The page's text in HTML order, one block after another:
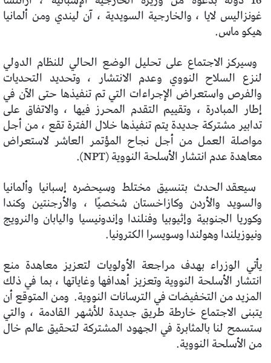
غونزاليس لايا ، والخارجية السويدية ، آن ليندي ومن ألمانيا
هيكو ماس.
وسيركز الاجتماع على تحليل الوضع الحالي للنظام الدولي
لنزع السلاح النووي وعدم الانتشار ، وتحديد التحديات
والفرص واستعراض الإجراءات التي تم تنفيذها حتى الآن في
إطار المبادرة ، وتقييم التقدم المحرز فيها ، والاتفاق على
تدابير مشتركة جديدة يتم تنفيذها خلال الفترة تقع ، من أجل
مواصلة العمل من أجل نجاح المؤتمر العاشر لاستعراض
معاهدة عدم انتشار الأسلحة النووية (NPT).
سيعقد الحدث بتنسيق مختلط وسيحضره إسبانيا وألمانيا
والسويد والأردن وكازاخستان شخصيًا ، والأرجنتين وكندا
وكوريا الجنوبية وإثيوبيا وفنلندا وإندونيسيا واليابان والنرويج
ونيوزيلندا وهولندا وسويسرا الكترونيا.
يأتي الوزراء بهدف مراجعة الأولويات لتعزيز معاهدة منع
انتشار الأسلحة النووية وتعزيز أهدافها وغاياتها ، بما في ذلك
المزيد من التخفيضات في الترسانات النووية. ومن المتوقع أن
يتبنى الاجتماع خارطة طريق جديدة للأشهر القادمة ، والتي
ستسمح لنا بالمثابرة في الجهود المشتركة لتحقيق عالم خال
من الأسلحة النووية.